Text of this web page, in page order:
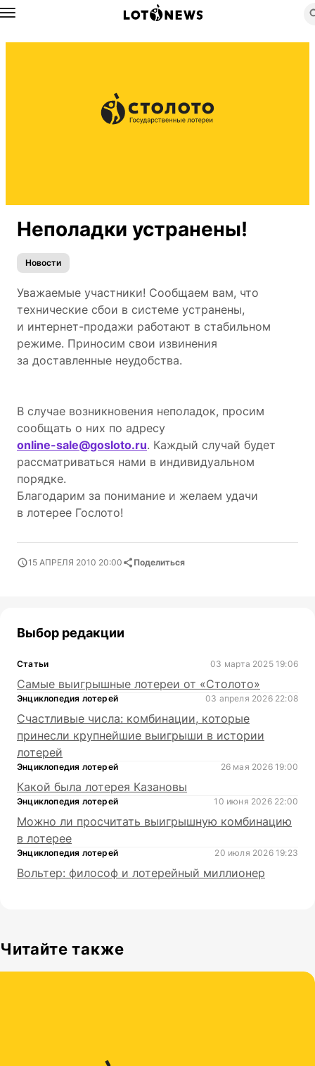
Назад
Неполадки устранены!
Новости
Уважаемые участники! Сообщаем вам, что
технические сбои в системе устранены,
и интернет-продажи работают в стабильном
режиме. Приносим свои извинения
за доставленные неудобства.
В случае возникновения неполадок, просим
сообщать о них по адресу
online-sale@gosloto.ru. Каждый случай будет
рассматриваться нами в индивидуальном
порядке.
Благодарим за понимание и желаем удачи
в лотерее Гослото!
15 АПРЕЛЯ 2010 20:00 Поделиться
Выбор редакции
Статьи 03 марта 2025 19:06
Самые выигрышные лотереи от «Столото»
Энциклопедия лотерей 03 апреля 2026 22:08
Счастливые числа: комбинации, которые
принесли крупнейшие выигрыши в истории
лотерей
Энциклопедия лотерей 26 мая 2026 19:00
Какой была лотерея Казановы
Энциклопедия лотерей 10 июня 2026 22:00
Можно ли просчитать выигрышную комбинацию
в лотерее
Энциклопедия лотерей 20 июля 2026 19:23
Вольтер: философ и лотерейный миллионер
Читайте также